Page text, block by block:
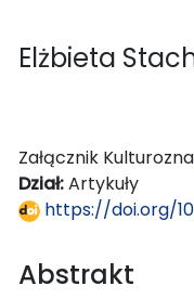
Elżbieta
Załącznik
Dział:Artykuły
https://doi.org/
Abstrakt